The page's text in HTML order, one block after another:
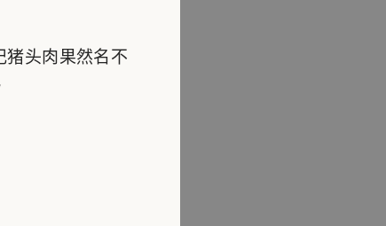
头肉果然名不